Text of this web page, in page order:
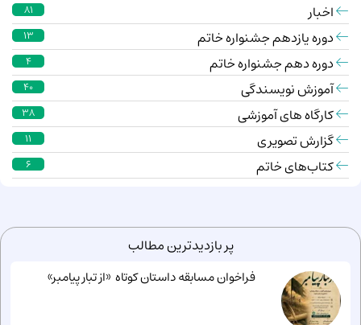
اخبار 81
دوره یازدهم جشنواره خاتم 13
دوره دهم جشنواره خاتم 4
آموزش نویسندگی 40
کارگاه های آموزشی 38
گزارش تصویری 11
کتاب‌های خاتم 6
پر بازدیدترین مطالب
فراخوان مسابقه داستان کوتاه «از تبار پیامبر»